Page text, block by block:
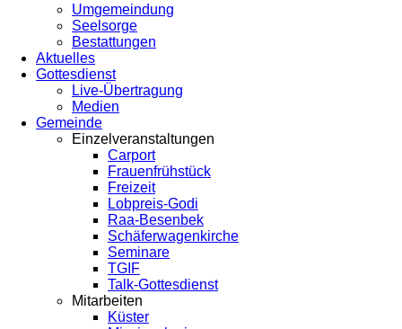
Umgemeindung
Seelsorge
Bestattungen
Aktuelles
Gottesdienst
Live-Übertragung
Medien
Gemeinde
Einzelveranstaltungen
Carport
Frauenfrühstück
Freizeit
Lobpreis-Godi
Raa-Besenbek
Schäferwagenkirche
Seminare
TGIF
Talk-Gottesdienst
Mitarbeiten
Küster